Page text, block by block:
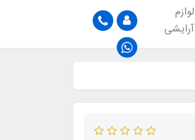
لوازم
آرایشی